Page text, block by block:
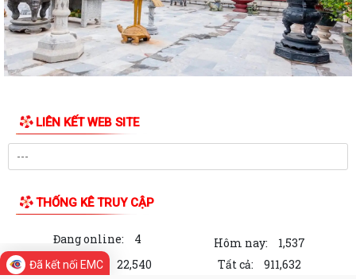
Quy định số 178-QĐ/TW của Bộ Chính trị và Kế hoạch số 66-KH/TU,
ngày 08/6/2026 của Ban Thường vụ...
Thông báo về việc công khai số điện thoại đường dây nóng tiếp nhận
Thông báo Về việc công khai số điện thoại đường dây nóng tiếp nhận
thông tin phản ánh, kiến nghị,...
thông tin phản ánh, kiến nghị,...
ủy về giải pháp nâng cao chất lượng...
CHỈ THỊ SỐ 05-CT/TW NGÀY 30/3/2026 CỦA BỘ CHÍNH TRỊ VỀ TĂNG
LIÊN KẾT WEB SITE
THỐNG KÊ TRUY CẬP
Đang online: 4 Hôm nay:
1,537
Trong tuần:
22,540 Tất cả: 911,632
Đã kết nối EMC